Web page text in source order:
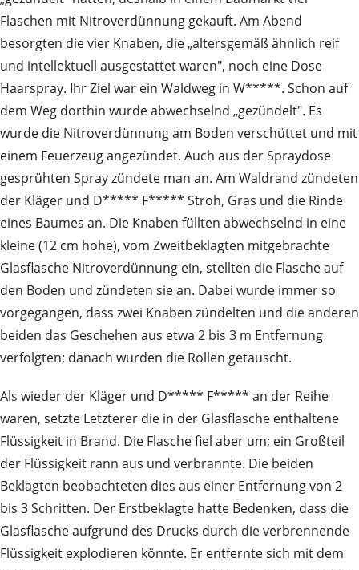
Flaschen mit Nitroverdünnung gekauft. Am Abend
besorgten die vier Knaben, die „altersgemäß ähnlich reif
und intellektuell ausgestattet waren", noch eine Dose
Haarspray. Ihr Ziel war ein Waldweg in W*****. Schon auf
dem Weg dorthin wurde abwechselnd „gezündelt". Es
wurde die Nitroverdünnung am Boden verschüttet und mit
einem Feuerzeug angezündet. Auch aus der Spraydose
gesprühten Spray zündete man an. Am Waldrand zündeten
der Kläger und D***** F***** Stroh, Gras und die Rinde
eines Baumes an. Die Knaben füllten abwechselnd in eine
kleine (12 cm hohe), vom Zweitbeklagten mitgebrachte
Glasflasche Nitroverdünnung ein, stellten die Flasche auf
den Boden und zündeten sie an. Dabei wurde immer so
vorgegangen, dass zwei Knaben zündelten und die anderen
beiden das Geschehen aus etwa 2 bis 3 m Entfernung
verfolgten; danach wurden die Rollen getauscht.
Als wieder der Kläger und D***** F***** an der Reihe
waren, setzte Letzterer die in der Glasflasche enthaltene
Flüssigkeit in Brand. Die Flasche fiel aber um; ein Großteil
der Flüssigkeit rann aus und verbrannte. Die beiden
Beklagten beobachteten dies aus einer Entfernung von 2
bis 3 Schritten. Der Erstbeklagte hatte Bedenken, dass die
Glasflasche aufgrund des Drucks durch die verbrennende
Flüssigkeit explodieren könnte. Er entfernte sich mit dem